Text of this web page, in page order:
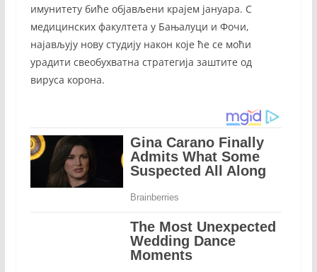
имунитету биће објављени крајем јануара. С
медицинских факултета у Бањалуци и Фочи,
најављују нову студију након које ће се моћи
урадити свеобухватна стратегија заштите од
вируса корона.